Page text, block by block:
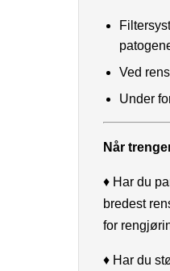
Ved
Under
Når
♦ Har du
bredest
for
♦ Har du